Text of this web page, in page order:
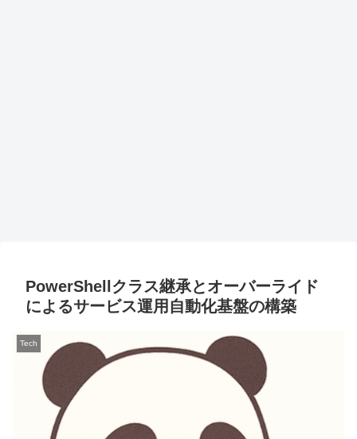
PowerShellクラス継承とオーバーライド
によるサービス運用自動化基盤の構築
Tech